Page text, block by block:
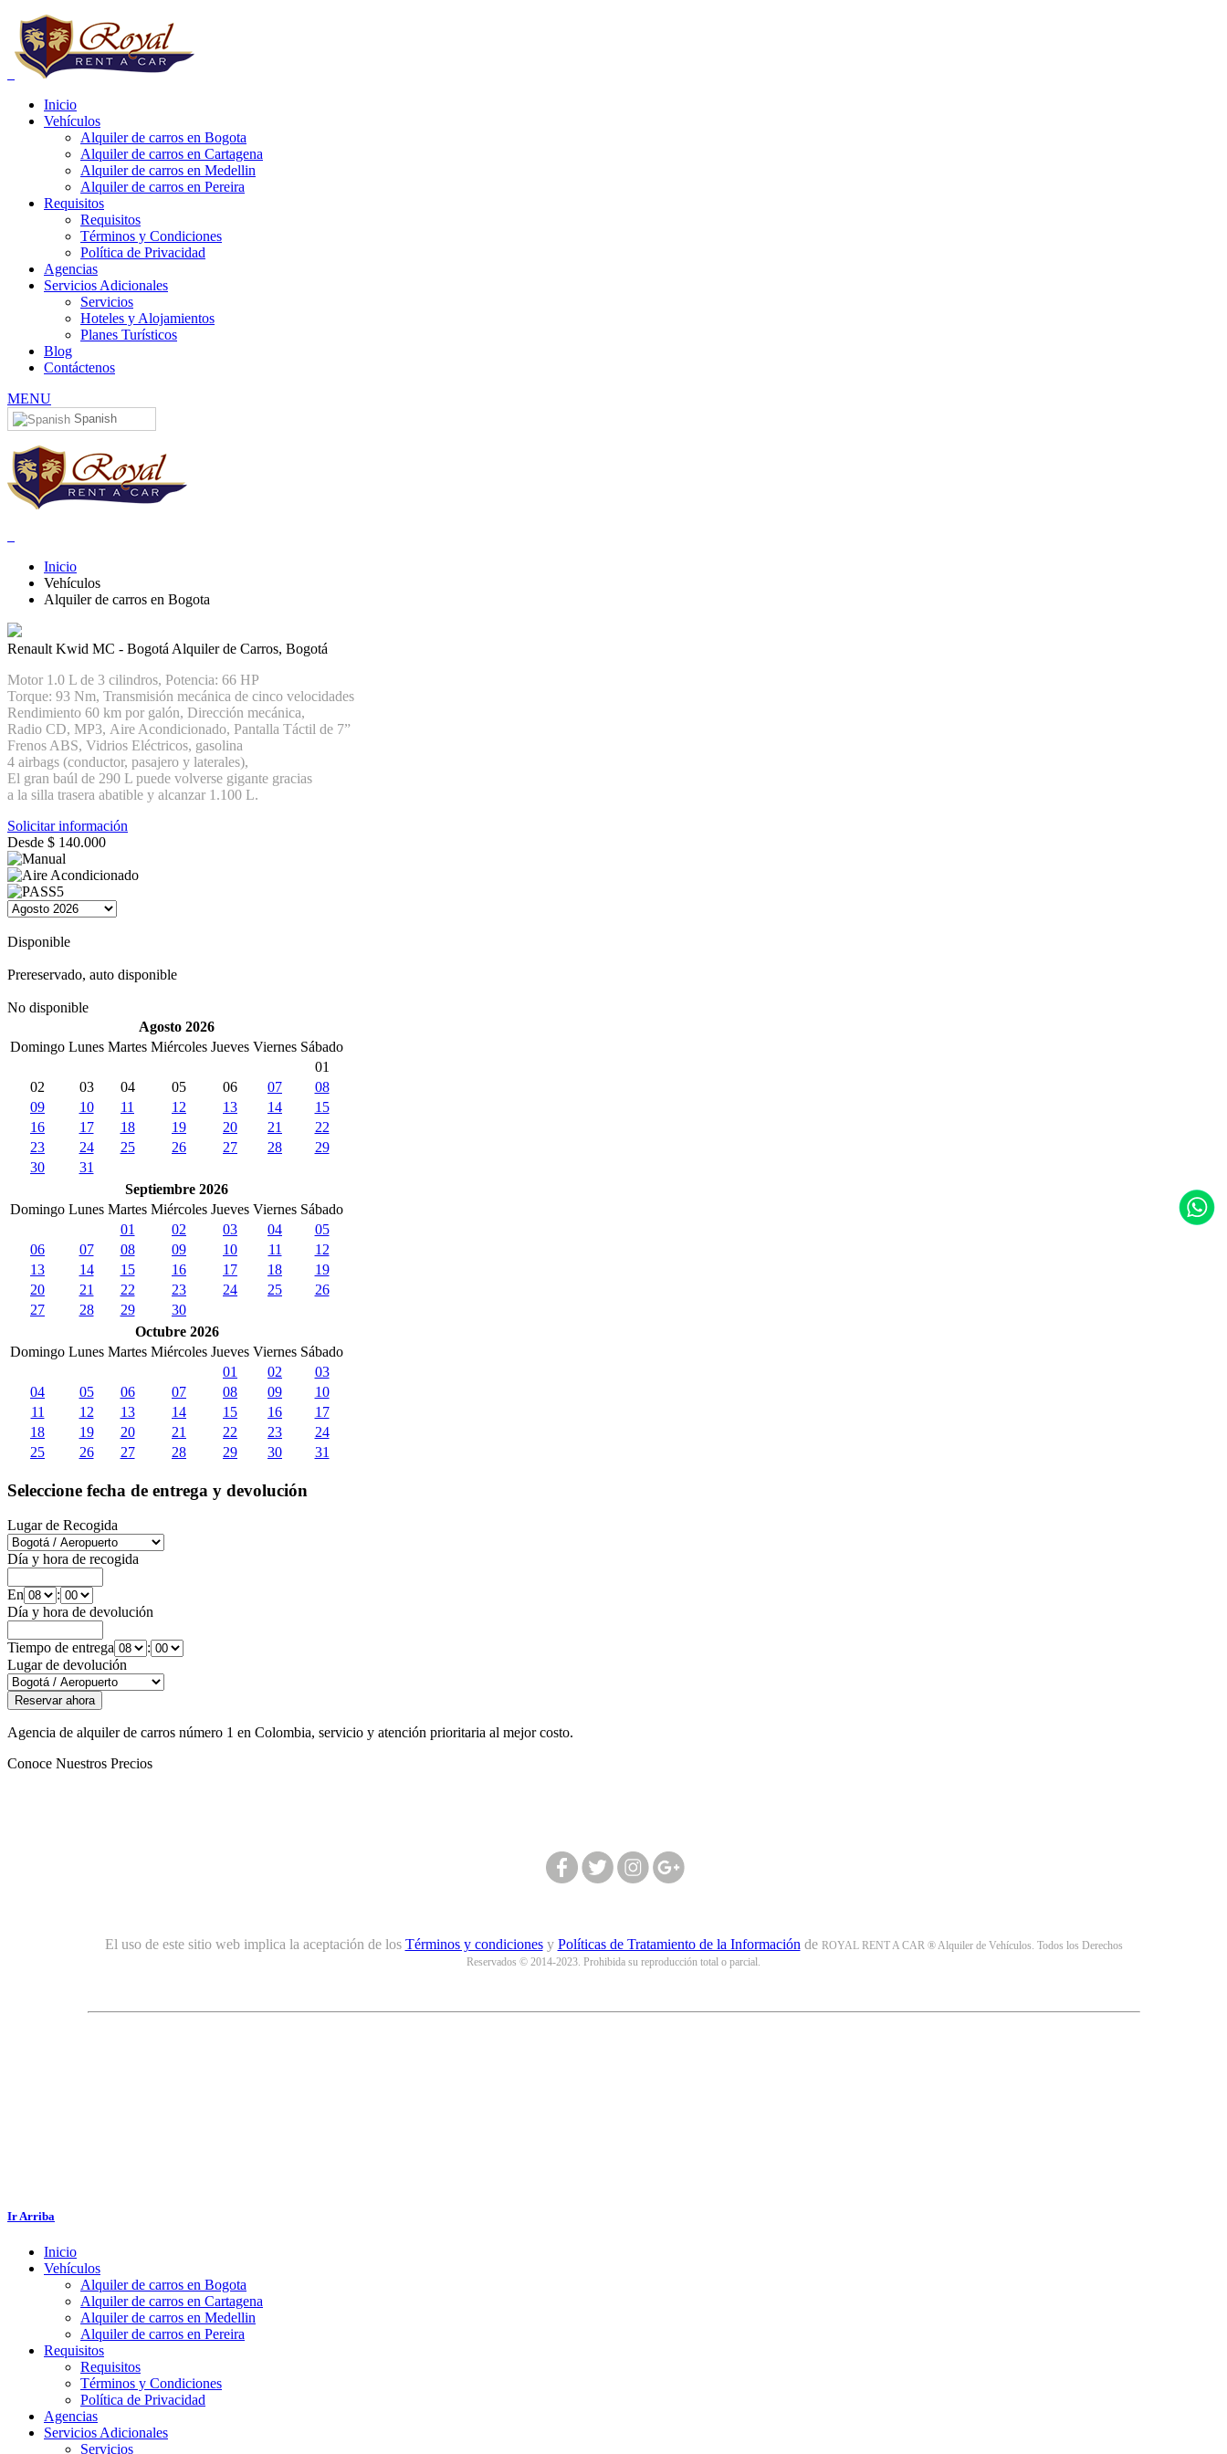
bogota precios, alquiler de carros bogota para uber, alquiler de carros bogota pago en efectivo, alquiler de carros en bogota por dias, alquiler de carros en bogota por horas, alquiler carros de perros bogota,
Inicio
Vehículos
Alquiler de carros en Bogota
Alquiler de carros en Cartagena
Alquiler de carros en Medellin
Alquiler de carros en Pereira
Requisitos
Requisitos
Términos y Condiciones
Política de Privacidad
Agencias
Servicios Adicionales
Servicios
Hoteles y Alojamientos
Planes Turísticos
Blog
Contáctenos
MENU
Spanish
Inicio
Vehículos
Alquiler de carros en Bogota
Renault Kwid MC - Bogotá Alquiler de Carros, Bogotá
Motor 1.0 L de 3 cilindros, Potencia: 66 HP
Torque: 93 Nm, Transmisión mecánica de cinco velocidades
Rendimiento 60 km por galón, Dirección mecánica,
Radio CD, MP3, Aire Acondicionado, Pantalla Táctil de 7”
Frenos ABS, Vidrios Eléctricos, gasolina
4 airbags (conductor, pasajero y laterales),
El gran baúl de 290 L puede volverse gigante gracias
a la silla trasera abatible y alcanzar 1.100 L.
Solicitar información
Desde $ 140.000
Disponible
Prereservado, auto disponible
No disponible
Agosto 2026
Domingo Lunes Martes Miércoles Jueves Viernes Sábado
01
02
03 04 05 06 07
08
09
10 11 12 13 14
15
16
17 18 19 20 21
22
23
24 25 26 27 28
29
30
31
Septiembre 2026
Domingo Lunes Martes Miércoles Jueves Viernes Sábado
01
02 03 04
05
06
07 08 09 10 11
12
13
14 15 16 17 18
19
20
21 22 23 24 25
26
27
28 29
30
Octubre 2026
Domingo Lunes Martes Miércoles Jueves Viernes Sábado
01
02
03
04
05 06 07 08 09
10
11
12 13 14 15 16
17
18
19 20 21 22 23
24
25
26 27 28 29 30 31
Seleccione fecha de entrega y devolución
Lugar de Recogida
Día y hora de recogida
En
:
Día y hora de devolución
Tiempo de entrega
:
Lugar de devolución
Agencia de alquiler de carros número 1 en Colombia, servicio y atención prioritaria al mejor costo.
Conoce Nuestros Precios
El uso de este sitio web implica la aceptación de los Términos y condicionesy Políticas de Tratamiento de la Informaciónde ROYAL RENT A CAR ® Alquiler de Vehículos. Todos los Derechos
Reservados © 2014-2023. Prohibida su reproducción total o parcial.
Ir Arriba
Inicio
Vehículos
Alquiler de carros en Bogota
Alquiler de carros en Cartagena
Alquiler de carros en Medellin
Alquiler de carros en Pereira
Requisitos
Requisitos
Términos y Condiciones
Política de Privacidad
Agencias
Servicios Adicionales
Servicios